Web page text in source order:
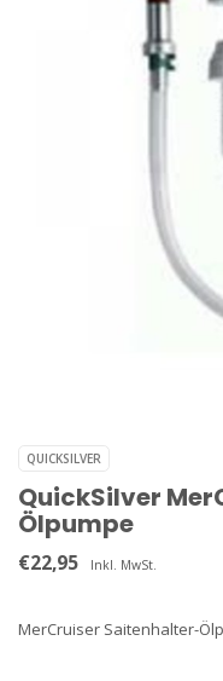
QUICKSILVER
QuickSilver
Ölpumpe
€22,95 Inkl. MwSt.
MerCruiser Saitenhalter-